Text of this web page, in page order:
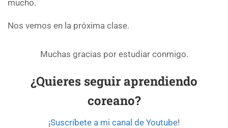
mucho.
Nos vemos en la próxima clase.
Muchas gracias por estudiar conmigo.
¿Quieres seguir aprendiendo
coreano?
¡Suscríbete a mi canal de Youtube!